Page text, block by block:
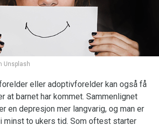
Unsplash
eller adoptivforelder kan også få
at barnet har kommet. Sammenlignet
en depresjon mer langvarig, og man er
minst to ukers tid. Som oftest starter